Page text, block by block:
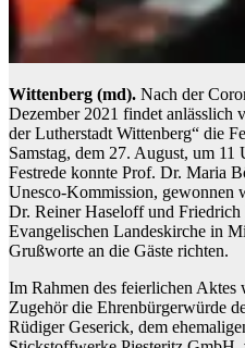
Wittenberg (md). Nach der
Dezember 2021 findet anlässlich
der Lutherstadt Wittenberg“ die
Samstag, dem 27. August, um 11
Festrede konnte Prof. Dr. Maria
Unesco-Kommission, gewonnen
Dr. Reiner Haseloff und
Evangelischen Landeskirche in
Grußworte an die Gäste richten.
Im Rahmen des feierlichen Aktes
Zugehör die Ehrenbürgerwürde
Rüdiger Geserick, dem